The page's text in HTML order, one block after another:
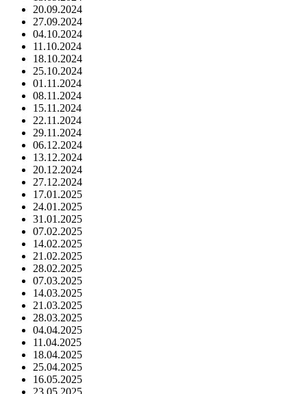
20.09.2024
27.09.2024
04.10.2024
11.10.2024
18.10.2024
25.10.2024
01.11.2024
08.11.2024
15.11.2024
22.11.2024
29.11.2024
06.12.2024
13.12.2024
20.12.2024
27.12.2024
17.01.2025
24.01.2025
31.01.2025
07.02.2025
14.02.2025
21.02.2025
28.02.2025
07.03.2025
14.03.2025
21.03.2025
28.03.2025
04.04.2025
11.04.2025
18.04.2025
25.04.2025
16.05.2025
23.05.2025